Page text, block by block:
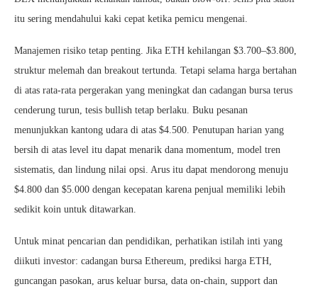
itu sering mendahului kaki cepat ketika pemicu mengenai.
Manajemen risiko tetap penting. Jika ETH kehilangan $3.700–$3.800,
struktur melemah dan breakout tertunda. Tetapi selama harga bertahan
di atas rata-rata pergerakan yang meningkat dan cadangan bursa terus
cenderung turun, tesis bullish tetap berlaku. Buku pesanan
menunjukkan kantong udara di atas $4.500. Penutupan harian yang
bersih di atas level itu dapat menarik dana momentum, model tren
sistematis, dan lindung nilai opsi. Arus itu dapat mendorong menuju
$4.800 dan $5.000 dengan kecepatan karena penjual memiliki lebih
sedikit koin untuk ditawarkan.
Untuk minat pencarian dan pendidikan, perhatikan istilah inti yang
diikuti investor: cadangan bursa Ethereum, prediksi harga ETH,
guncangan pasokan, arus keluar bursa, data on-chain, support dan